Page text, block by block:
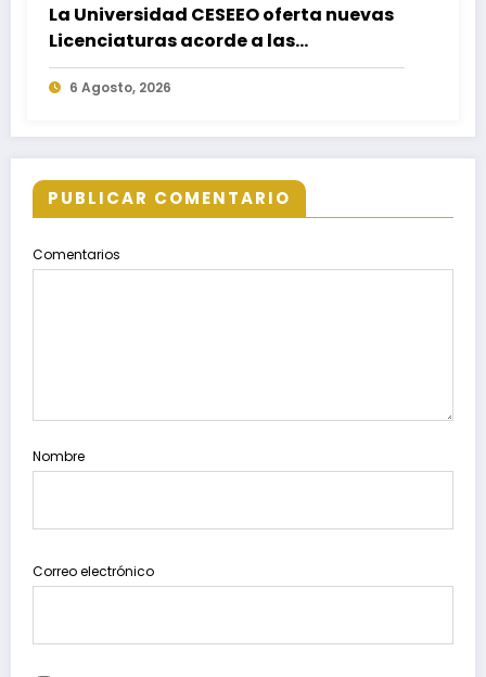
La Universidad CESEEO oferta nuevas
Licenciaturas acorde a las
necesidades educativas de los
egresados de escuelas del nivel medio
6 Agosto, 2026
PUBLICAR COMENTARIO
Comentarios
Nombre
Correo electrónico